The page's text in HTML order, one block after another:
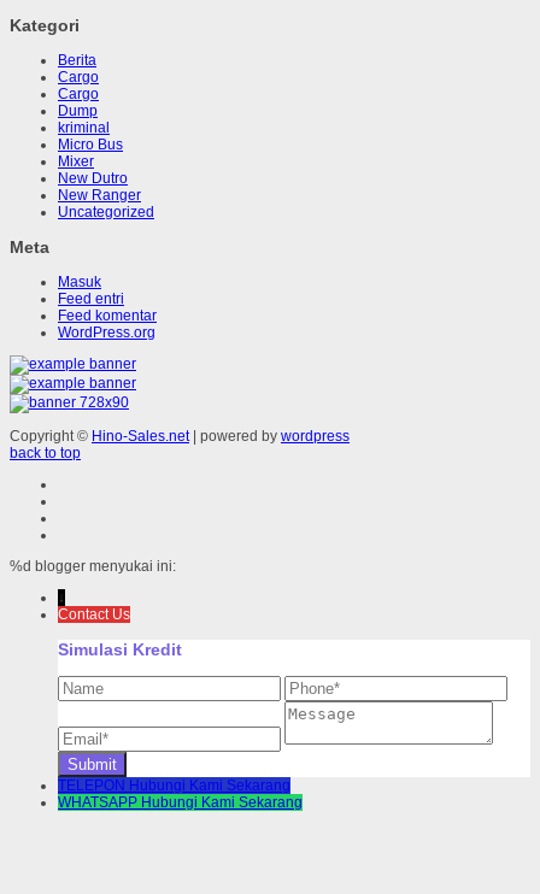
Kategori
Berita
Cargo
Cargo
Dump
kriminal
Micro Bus
Mixer
New Dutro
New Ranger
Uncategorized
Meta
Masuk
Feed entri
Feed komentar
WordPress.org
Copyright © Hino-Sales.net| powered by wordpress
back to top
%d blogger menyukai ini:
↓
Contact Us
Simulasi Kredit
TELEPON Hubungi Kami Sekarang
WHATSAPP Hubungi Kami Sekarang